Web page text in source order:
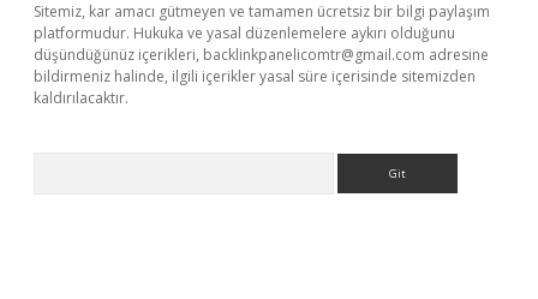
Sitemiz, kar amacı gütmeyen ve tamamen ücretsiz bir bilgi paylaşım
platformudur. Hukuka ve yasal düzenlemelere aykırı olduğunu
düşündüğünüz içerikleri, backlinkpanelicomtr@gmail.com adresine
bildirmeniz halinde, ilgili içerikler yasal süre içerisinde sitemizden
kaldırılacaktır.